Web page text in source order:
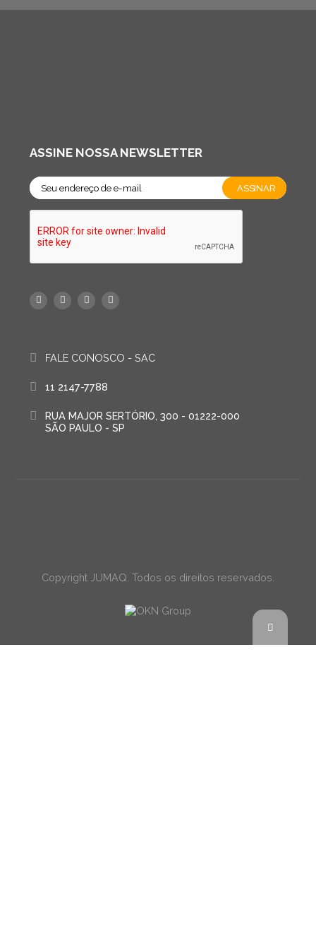
ASSINE NOSSA NEWSLETTER
FALE CONOSCO - SAC
11 2147-7788
RUA MAJOR SERTÓRIO, 300 - 01222-000
SÃO PAULO - SP
Copyright JUMAQ. Todos os direitos reservados.